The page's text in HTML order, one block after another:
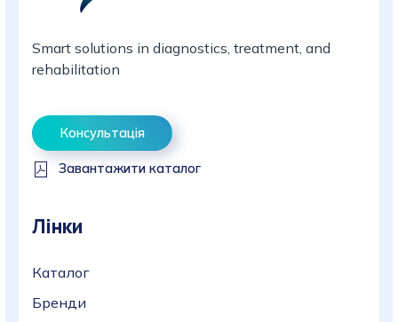
Smart solutions in diagnostics, treatment, and
rehabilitation
Консультація
Завантажити каталог
Лінки
Каталог
Бренди